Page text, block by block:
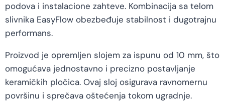
podova i instalacione zahteve. Kombinacija sa telom
slivnika EasyFlow obezbeđuje stabilnost i dugotrajnu
performans.
Proizvod je opremljen slojem za ispunu od 10 mm, što
omogućava jednostavno i precizno postavljanje
keramičkih pločica. Ovaj sloj osigurava ravnomernu
površinu i sprečava oštećenja tokom ugradnje.